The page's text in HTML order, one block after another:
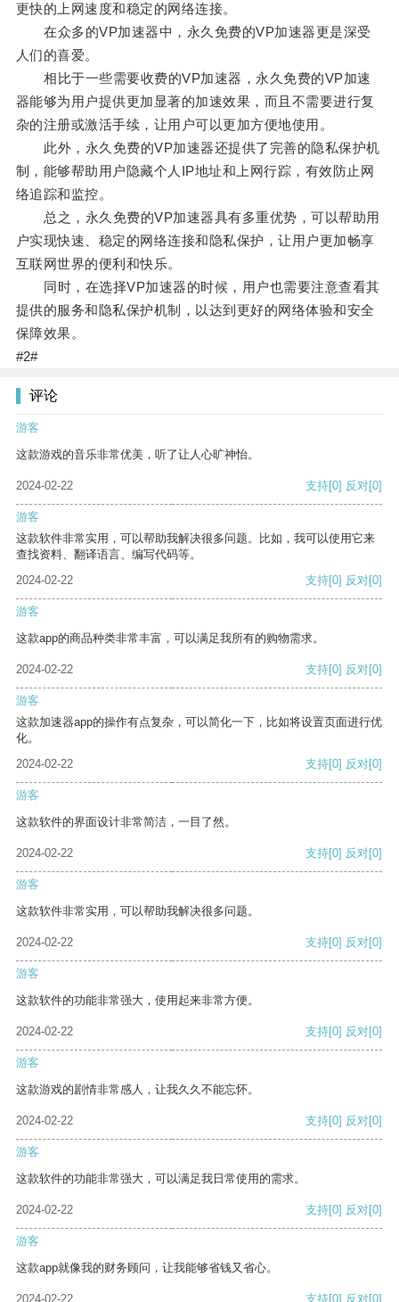
更快的上网速度和稳定的网络连接。
在众多的VP加速器中，永久免费的VP加速器更是深受
人们的喜爱。
相比于一些需要收费的VP加速器，永久免费的VP加速
器能够为用户提供更加显著的加速效果，而且不需要进行复
杂的注册或激活手续，让用户可以更加方便地使用。
此外，永久免费的VP加速器还提供了完善的隐私保护机
制，能够帮助用户隐藏个人IP地址和上网行踪，有效防止网
络追踪和监控。
总之，永久免费的VP加速器具有多重优势，可以帮助用
户实现快速、稳定的网络连接和隐私保护，让用户更加畅享
互联网世界的便利和快乐。
同时，在选择VP加速器的时候，用户也需要注意查看其
提供的服务和隐私保护机制，以达到更好的网络体验和安全
保障效果。
#2#
评论
游客
这款游戏的音乐非常优美，听了让人心旷神怡。
2024-02-22 支持[0] 反对[0]
游客
这款软件非常实用，可以帮助我解决很多问题。比如，我可以使用它来
查找资料、翻译语言、编写代码等。
2024-02-22
支持[0] 反对[0]
游客
这款app的商品种类非常丰富，可以满足我所有的购物需求。
2024-02-22 支持[0] 反对[0]
游客
这款加速器app的操作有点复杂，可以简化一下，比如将设置页面进行优
化。
2024-02-22
支持[0] 反对[0]
游客
这款软件的界面设计非常简洁，一目了然。
2024-02-22 支持[0] 反对[0]
游客
这款软件非常实用，可以帮助我解决很多问题。
2024-02-22 支持[0] 反对[0]
游客
这款软件的功能非常强大，使用起来非常方便。
2024-02-22 支持[0] 反对[0]
游客
这款游戏的剧情非常感人，让我久久不能忘怀。
2024-02-22 支持[0] 反对[0]
游客
这款软件的功能非常强大，可以满足我日常使用的需求。
2024-02-22 支持[0] 反对[0]
游客
这款app就像我的财务顾问，让我能够省钱又省心。
2024-02-22 支持[0] 反对[0]